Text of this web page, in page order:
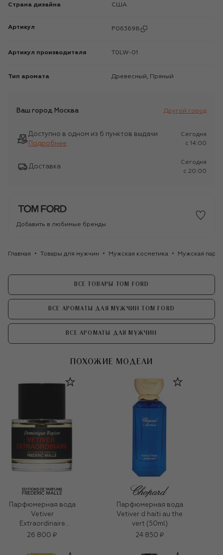
Страна дизайна США
Артикул P063698
Артикул производителя T0LW-01
Тип аромата Древесный, Пряный
Ваш город Москва Другой город
Доступно в одном из 6 пунктов выдачи
Подробнее
Сегодня
c 14:00
Доставка
Сегодня
c 20:00
Добавить в любимые бренды
Главная Товары для мужчин Мужская косметика Мужская
ВСЕ ТОВАРЫ TOM FORD
ВСЕ АРОМАТЫ ДЛЯ МУЖЧИН TOM FORD
ВСЕ АРОМАТЫ ДЛЯ МУЖЧИН
ПОХОЖИЕ МОДЕЛИ
Парфюмерная вода
Vetiver
Extraordinaire
(50ml)
26 800 ₽
Парфюмерная вода
Vetiver d haiti au the
vert (50ml)
24 850 ₽